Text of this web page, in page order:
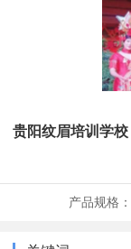
贵阳纹眉培训学校
产品规格：